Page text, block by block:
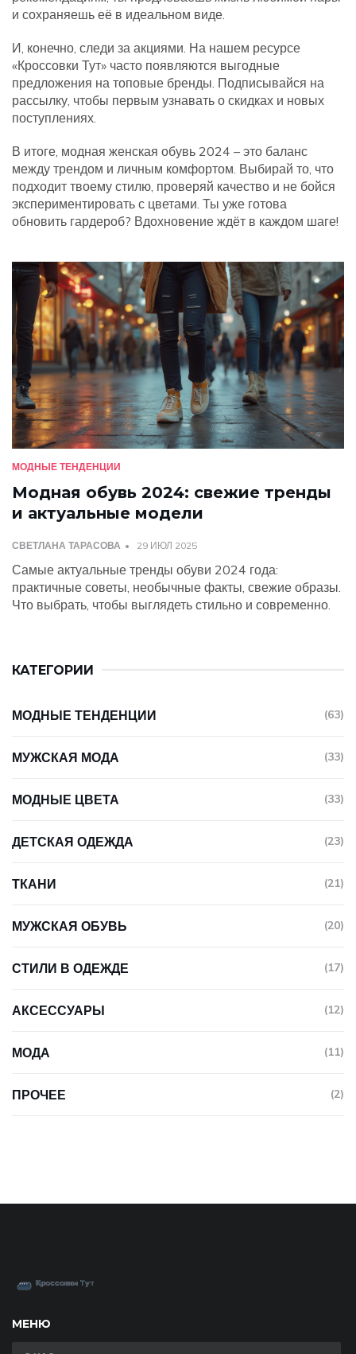
и сохраняешь её в идеальном виде.
И, конечно, следи за акциями. На нашем ресурсе
«Кроссовки Тут» часто появляются выгодные
предложения на топовые бренды. Подписывайся на
рассылку, чтобы первым узнавать о скидках и новых
поступлениях.
В итоге, модная женская обувь 2024 – это баланс
между трендом и личным комфортом. Выбирай то, что
подходит твоему стилю, проверяй качество и не бойся
экспериментировать с цветами. Ты уже готова
обновить гардероб? Вдохновение ждёт в каждом шаге!
МОДНЫЕ ТЕНДЕНЦИИ
Модная обувь 2024: свежие тренды
и актуальные модели
СВЕТЛАНА ТАРАСОВА 29 ИЮЛ 2025
Самые актуальные тренды обуви 2024 года:
практичные советы, необычные факты, свежие образы.
Что выбрать, чтобы выглядеть стильно и современно.
КАТЕГОРИИ
МОДНЫЕ ТЕНДЕНЦИИ (63)
МУЖСКАЯ МОДА (33)
МОДНЫЕ ЦВЕТА (33)
ДЕТСКАЯ ОДЕЖДА (23)
ТКАНИ (21)
МУЖСКАЯ ОБУВЬ (20)
СТИЛИ В ОДЕЖДЕ (17)
АКСЕССУАРЫ (12)
МОДА (11)
ПРОЧЕЕ (2)
МЕНЮ